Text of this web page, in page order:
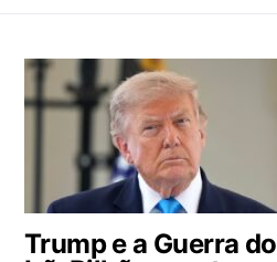
Trump e a Guerra do